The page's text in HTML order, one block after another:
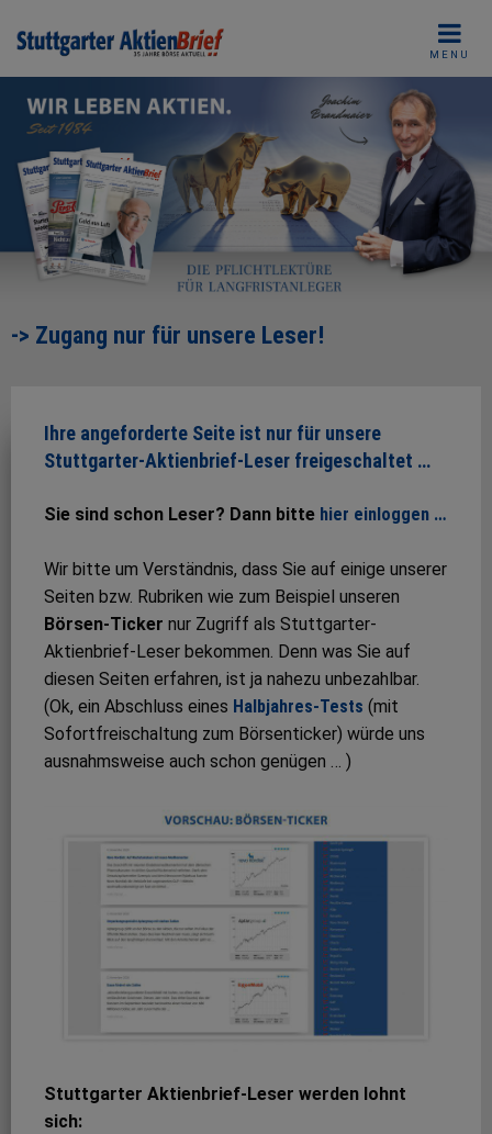
MENU
-> Zugang nur für unsere Leser!
Ihre angeforderte Seite ist nur für unsere
Stuttgarter-Aktienbrief-Leser freigeschaltet …
Sie sind schon Leser? Dann bitte hier einloggen …
Wir bitte um Verständnis, dass Sie auf einige unserer
Seiten bzw. Rubriken wie zum Beispiel unseren
Börsen-Ticker nur Zugriff als Stuttgarter-
Aktienbrief-Leser bekommen. Denn was Sie auf
diesen Seiten erfahren, ist ja nahezu unbezahlbar.
(Ok, ein Abschluss eines Halbjahres-Tests (mit
Sofortfreischaltung zum Börsenticker) würde uns
ausnahmsweise auch schon genügen … )
Stuttgarter Aktienbrief-Leser werden lohnt
sich: